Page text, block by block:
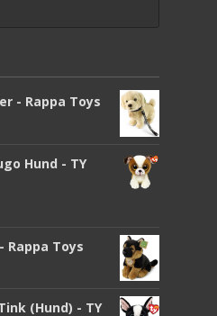
- Rappa Toys
Hund - TY
Rappa Toys
(Hund) - TY